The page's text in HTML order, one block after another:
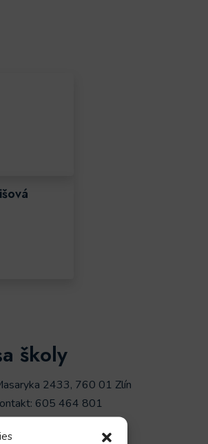
školy
2433, 760 01 Zlín
605 464 801